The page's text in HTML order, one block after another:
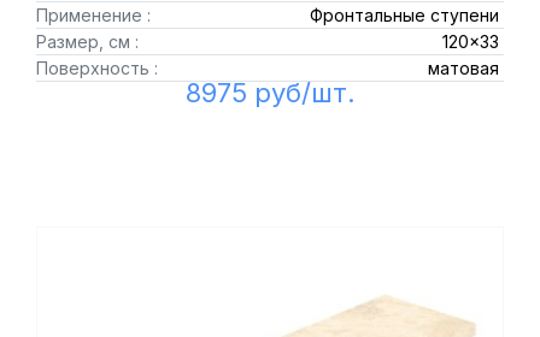
Применение :
Фронтальные ступени
Размер, см :
120x33
Поверхность :
матовая
8975 руб/шт.